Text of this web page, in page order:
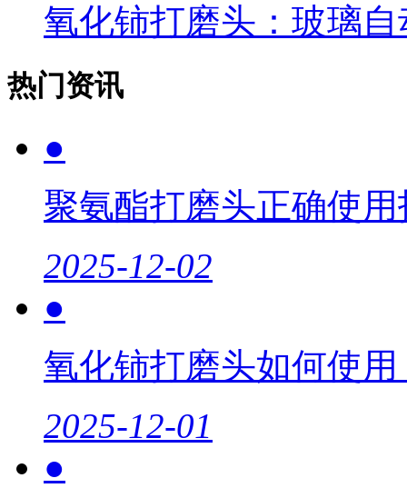
氧化铈打磨头：玻璃
热门资讯
●
聚氨酯打磨头正确使
2025-12-02
●
氧化铈打磨头如何使
2025-12-01
●